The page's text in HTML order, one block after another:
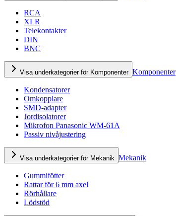
RCA
XLR
Telekontakter
DIN
BNC
Visa underkategorier för Komponenter Komponenter
Kondensatorer
Omkopplare
SMD-adapter
Jordisolatorer
Mikrofon Panasonic WM-61A
Passiv nivåjustering
Visa underkategorier för Mekanik Mekanik
Gummifötter
Rattar för 6 mm axel
Rörhållare
Lödstöd